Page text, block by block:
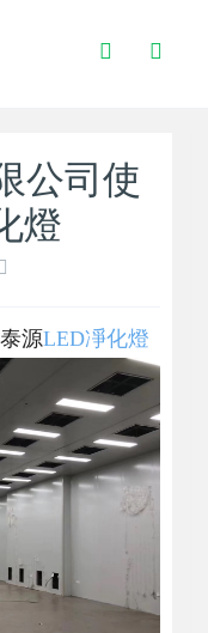
Toggle
Search
公司使
燈
源LED凈化燈